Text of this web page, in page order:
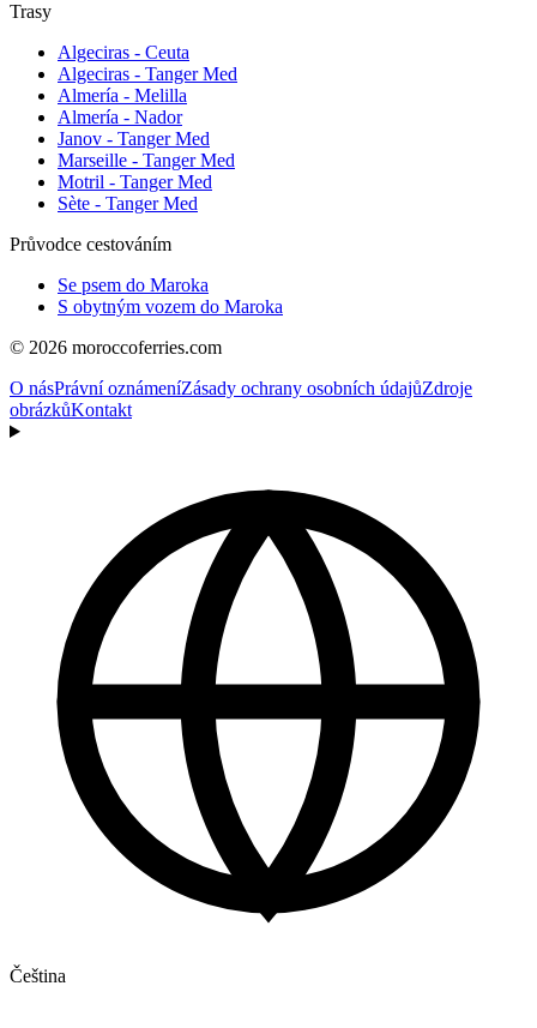
Trasy
Algeciras - Ceuta
Algeciras - Tanger Med
Almería - Melilla
Almería - Nador
Janov - Tanger Med
Marseille - Tanger Med
Motril - Tanger Med
Sète - Tanger Med
Průvodce cestováním
Se psem do Maroka
S obytným vozem do Maroka
© 2026 moroccoferries.com
O násPrávní oznámeníZásady ochrany osobních údajůZdroje
obrázkůKontakt
Čeština